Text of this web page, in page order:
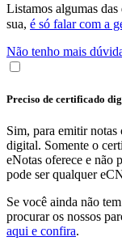
Listamos algumas
sua, é só falar com a
Não tenho mais
Preciso de certificado
Sim, para emitir
digital. Somente o
eNotas oferece e não
pode ser qualquer
Se você ainda não
procurar os nossos
aqui e confira.